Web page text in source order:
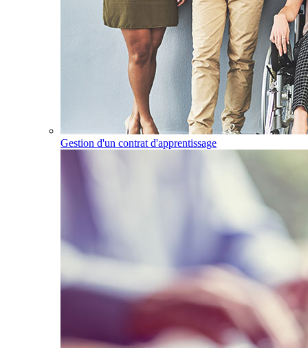
Gestion d'un contrat d'apprentissage